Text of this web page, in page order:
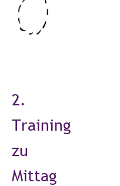
2.
Training
zu
Mittag